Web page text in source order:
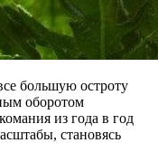
большую остроту
оборотом
из года в год
становясь